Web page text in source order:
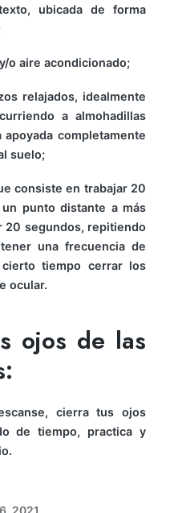
ubicada de forma
o aire acondicionado;
relajados, idealmente
a almohadillas
completamente
suelo;
consiste en trabajar 20
punto distante a más
segundos, repitiendo
una frecuencia de
cierto tiempo cerrar los
ocular.
ojos de las
cierra tus ojos
de tiempo, practica y